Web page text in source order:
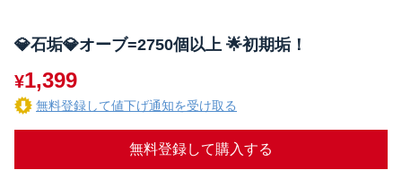
💎石垢💎オーブ=2750個以上 🌟初期垢！
¥1,399
無料登録して値下げ通知を受け取る
無料登録して購入する